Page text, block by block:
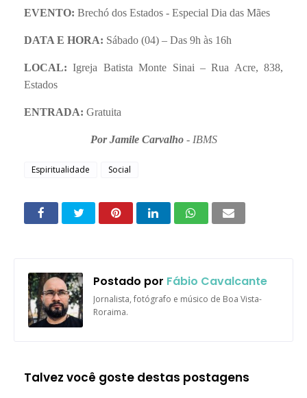
EVENTO: Brechó dos Estados - Especial Dia das Mães
DATA E HORA: Sábado (04) – Das 9h às 16h
LOCAL:Igreja Batista Monte Sinai – Rua Acre, 838,
Estados
ENTRADA: Gratuita
Por Jamile Carvalho - IBMS
Espiritualidade Social
Postado por Fábio Cavalcante
Jornalista, fotógrafo e músico de Boa Vista-
Roraima.
Talvez você goste destas postagens